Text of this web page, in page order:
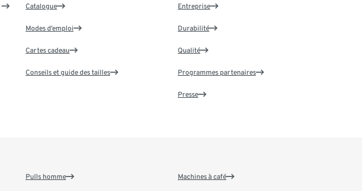
Catalogue
Modes d’emploi
Cartes cadeau
Conseils et guide des tailles
Entreprise
Durabilité
Qualité
Programmes partenaires
Presse
Pulls homme Machines à café